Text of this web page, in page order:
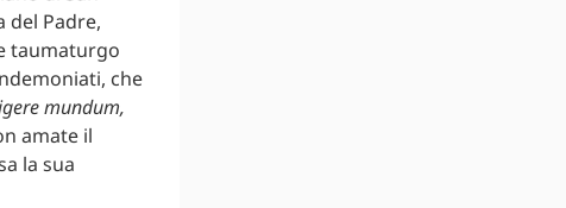
del Padre,
taumaturgo
che
mundum,
amate il
la sua